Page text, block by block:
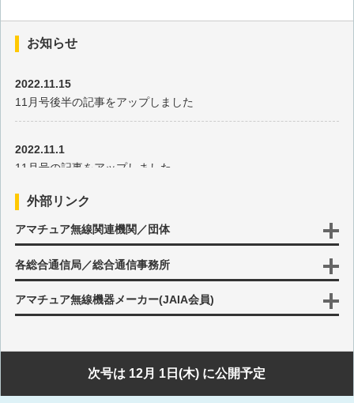
第121回 岩手県北部移動(後編)
第119回 沖永良部島移動(3回目)
第118回 利尻島・礼文島移動(後編)
第117回 利尻島・礼文島移動(前編)
第116回 東京都利島村移動
第115回 沖縄本島移動
第113回 年末年始の九州南部移動
お知らせ
2022.11.15
11月号後半の記事をアップしました
2022.11.1
11月号の記事をアップしました
2022.10.17
10月号後半の記事をアップしました
2022.10.3
10月号の記事をアップしました
外部リンク
アマチュア無線関連機関／団体
各総合通信局／総合通信事務所
アマチュア無線機器メーカー(JAIA会員)
次号は 12月 1日(木) に公開予定